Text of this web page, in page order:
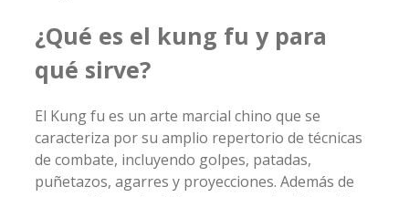
¿Qué es el kung fu y para
qué sirve?
El Kung fu es un arte marcial chino que se
caracteriza por su amplio repertorio de técnicas
de combate, incluyendo golpes, patadas,
puñetazos, agarres y proyecciones. Además de